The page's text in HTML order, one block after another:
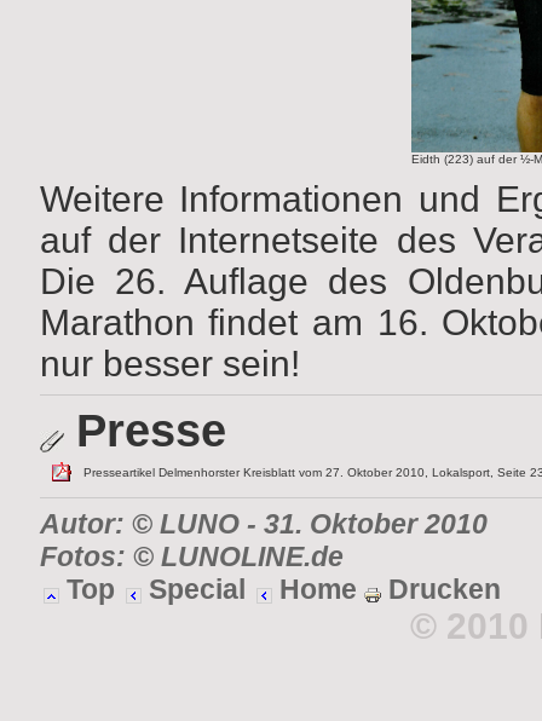
Eidth (223) auf der ½-
Weitere Informationen und
auf der Internetseite des
Die 26. Auflage des
Marathon findet am 16.
nur besser sein!
Presse
Presseartikel Delmenhorster Kreisblatt vom 27. Oktober 2010, Lokalsport, Seite
Autor: © LUNO- 31. Oktober 2010
Fotos: © LUNOLINE.de
Top
Special Home Drucken
© 2010